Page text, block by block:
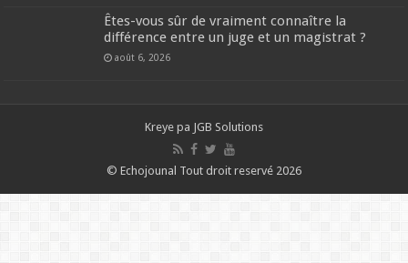
Êtes-vous sûr de vraiment connaître la
différence entre un juge et un magistrat ?
août 6, 2026
Kreye pa JGB Solutions
© Echojounal Tout droit reservé 2026